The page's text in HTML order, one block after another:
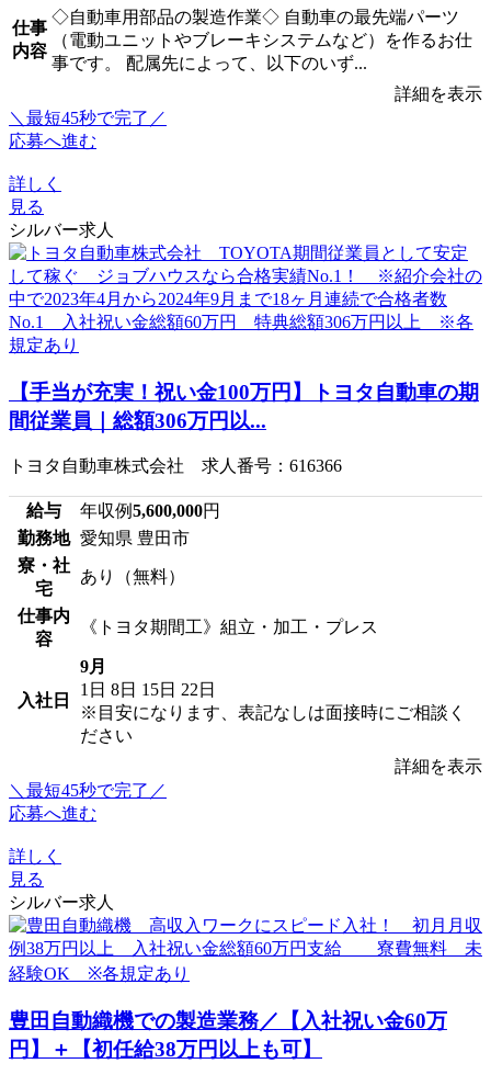
仕事
内容
◇自動車用部品の製造作業◇ 自動車の最先端パーツ
（電動ユニットやブレーキシステムなど）を作るお仕
事です。 配属先によって、以下のいず...
詳細を表示
＼最短45秒で完了／
応募へ進む
詳しく
見る
シルバー求人
【手当が充実！祝い金100万円】トヨタ自動車の期
間従業員｜総額306万円以...
トヨタ自動車株式会社 求人番号：616366
給与 年収例5,600,000円
勤務地 愛知県 豊田市
寮・社
宅
あり（無料）
仕事内
容
《トヨタ期間工》組立・加工・プレス
入社日
9月
1日 8日 15日 22日
※目安になります、表記なしは面接時にご相談く
ださい
詳細を表示
＼最短45秒で完了／
応募へ進む
詳しく
見る
シルバー求人
豊田自動織機での製造業務／【入社祝い金60万
円】＋【初任給38万円以上も可】